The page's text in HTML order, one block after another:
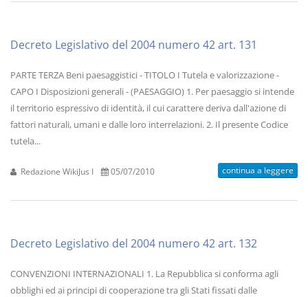
Decreto Legislativo del 2004 numero 42 art. 131
PARTE TERZA Beni paesaggistici - TITOLO I Tutela e valorizzazione -
CAPO I Disposizioni generali - (PAESAGGIO) 1. Per paesaggio si intende
il territorio espressivo di identità, il cui carattere deriva dall'azione di
fattori naturali, umani e dalle loro interrelazioni. 2. Il presente Codice
tutela...
Redazione WikiJus I 05/07/2010 continua a leggere
Decreto Legislativo del 2004 numero 42 art. 132
CONVENZIONI INTERNAZIONALI 1. La Repubblica si conforma agli
obblighi ed ai principi di cooperazione tra gli Stati fissati dalle